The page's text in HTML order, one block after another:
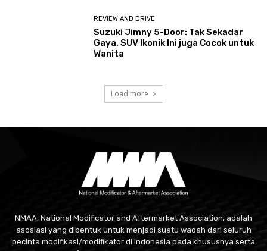
REVIEW AND DRIVE
Suzuki Jimny 5-Door: Tak Sekadar
Gaya, SUV Ikonik Ini juga Cocok untuk
Wanita
Load more
NMAA, National Modificator and Aftermarket Association, adalah
asosiasi yang dibentuk untuk menjadi suatu wadah dari seluruh
pecinta modifikasi/modifikator di Indonesia pada khususnya serta